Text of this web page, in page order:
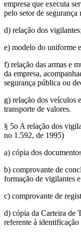
empresa que executa
pelo setor de
d) relação dos vigilantes;
e) modelo do uniforme
f) relação das armas e
da empresa,
segurança pública ou
g) relação dos veículos
transporte de valores.
§ 5o A relação dos
no 1.592, de 1995)
a) cópia dos
b) comprovante de
formação de vigilantes
c) comprovante de
d) cópia da Carteira de
referente à